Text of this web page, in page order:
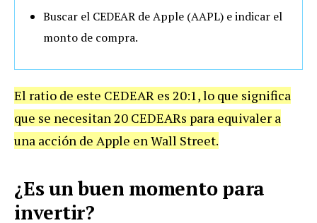
Buscar el CEDEAR de Apple (AAPL) e indicar el
monto de compra.
El ratio de este CEDEAR es 20:1, lo que significa
que se necesitan 20 CEDEARs para equivaler a
una acción de Apple en Wall Street.
¿Es un buen momento para
invertir?